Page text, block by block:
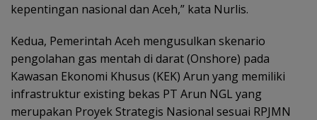
kepentingan nasional dan Aceh,” kata Nurlis.
Kedua, Pemerintah Aceh mengusulkan skenario
pengolahan gas mentah di darat (Onshore) pada
Kawasan Ekonomi Khusus (KEK) Arun yang memiliki
infrastruktur existing bekas PT Arun NGL yang
merupakan Proyek Strategis Nasional sesuai RPJMN